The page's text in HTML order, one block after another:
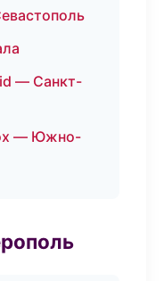
— Санкт-
— Южно-